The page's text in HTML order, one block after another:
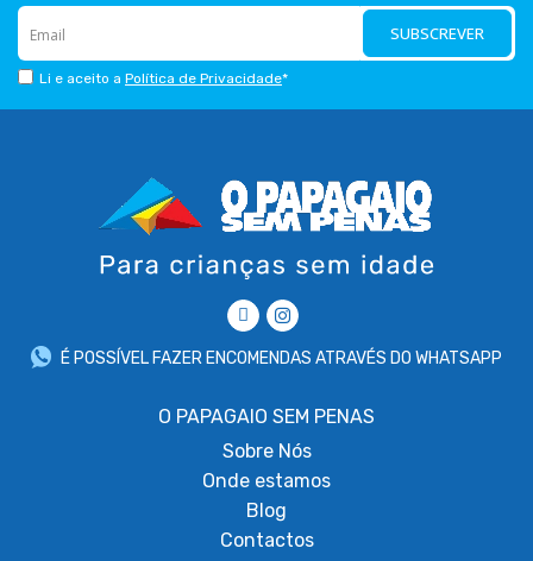
SUBSCREVER
Li e aceito a Política de Privacidade*
É POSSÍVEL FAZER ENCOMENDAS ATRAVÉS DO WHATSAPP
O PAPAGAIO SEM PENAS
Sobre Nós
Onde estamos
Blog
Contactos